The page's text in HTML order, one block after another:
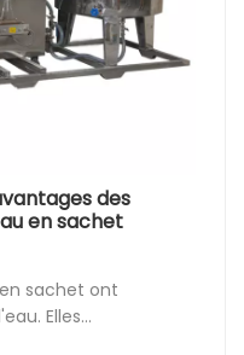
des
en sachet
sachet ont
Elles